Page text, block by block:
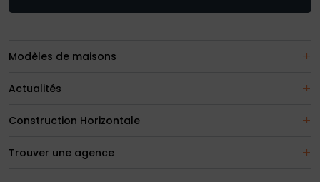
Modèles de maisons
Actualités
Construction Horizontale
Trouver une agence